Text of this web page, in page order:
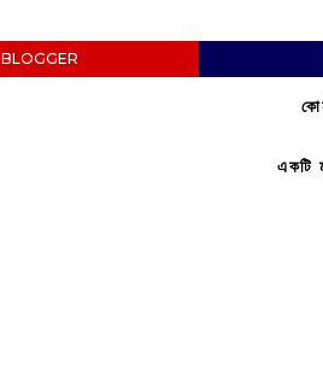
BLOGGER
একটি